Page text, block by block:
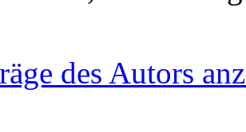
des Autors